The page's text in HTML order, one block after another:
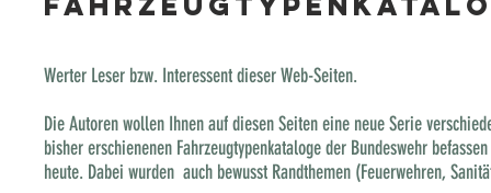
Werter Leser bzw. Interessent dieser Web-Seiten.
Die Autoren wollen Ihnen auf diesen Seiten eine neue Serie
bisher erschienenen Fahrzeugtypenkataloge der Bundeswehr
heute. Dabei wurden auch bewusst Randthemen (Feuerwehren,